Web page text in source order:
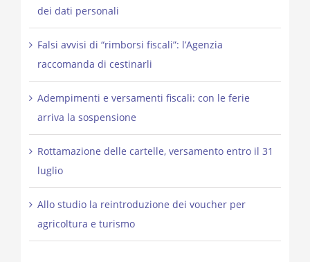
dei dati personali
Falsi avvisi di “rimborsi fiscali”: l’Agenzia
raccomanda di cestinarli
Adempimenti e versamenti fiscali: con le ferie
arriva la sospensione
Rottamazione delle cartelle, versamento entro il 31
luglio
Allo studio la reintroduzione dei voucher per
agricoltura e turismo